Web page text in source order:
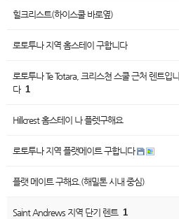
힐크리스트(하이스쿨 바로옆)
로토투나 지역 홈스테이 구합니다
로토투나 Te Totara, 크리스쳔 스쿨 근처 렌트입니
다 1
Hillcrest 홈스테이 나 플렛구해요
로토투나 지역 플랫메이트 구합니다
플랫 메이트 구해요.(해밀톤 시내 중심)
Saint Andrews 지역 단기 렌트 1